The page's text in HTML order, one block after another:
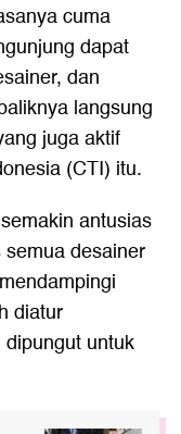
cuma
dapat
dan
langsung
juga aktif
(CTI) itu.
antusias
desainer
diatur
untuk